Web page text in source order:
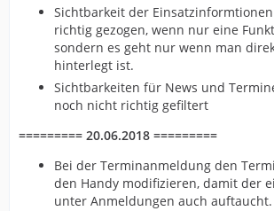
Sichtbarkeit der
richtig gezogen, wenn nur eine
sondern es geht nur wenn man
hinterlegt ist.
Sichtbarkeiten für News und
noch nicht richtig gefiltert
========= 20.06.2018 =========
Bei der Terminanmeldung den
den Handy modifizieren, damit der
unter Anmeldungen auch auftaucht.